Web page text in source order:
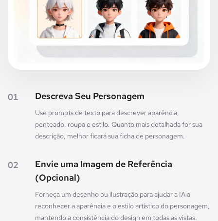
01 Descreva Seu Personagem
Use prompts de texto para descrever aparência,
penteado, roupa e estilo. Quanto mais detalhada for sua
descrição, melhor ficará sua ficha de personagem.
02
Envie uma Imagem de Referência
(Opcional)
Forneça um desenho ou ilustração para ajudar a IA a
reconhecer a aparência e o estilo artístico do personagem,
mantendo a consistência do design em todas as vistas.